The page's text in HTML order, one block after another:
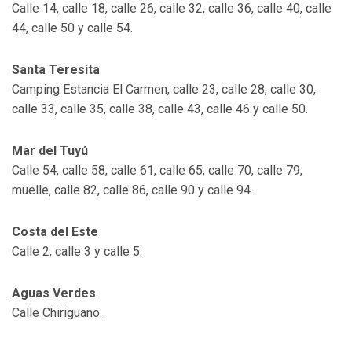
Calle 14, calle 18, calle 26, calle 32, calle 36, calle 40, calle
44, calle 50 y calle 54.
Santa Teresita
Camping Estancia El Carmen, calle 23, calle 28, calle 30,
calle 33, calle 35, calle 38, calle 43, calle 46 y calle 50.
Mar del Tuyú
Calle 54, calle 58, calle 61, calle 65, calle 70, calle 79,
muelle, calle 82, calle 86, calle 90 y calle 94.
Costa del Este
Calle 2, calle 3 y calle 5.
Aguas Verdes
Calle Chiriguano.